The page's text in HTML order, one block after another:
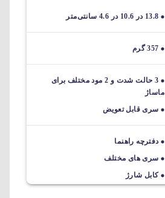
13.8 در 10.6 در 4.6 سانتی‌متر
357 گرم
3 حالت شدت و 2 مود مختلف برای
ماساژ
سری قابل تعویض
دفترچه راهنما
سری های مختلف
کابل شارژ